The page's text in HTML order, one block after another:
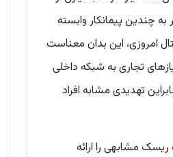
به چندین پیمانکار وابسته
امروزی، این بدان معناست
تجاری به شبکه داخلی
تهدیدی مشابه افراد
ریسک مشابهی را ارائه